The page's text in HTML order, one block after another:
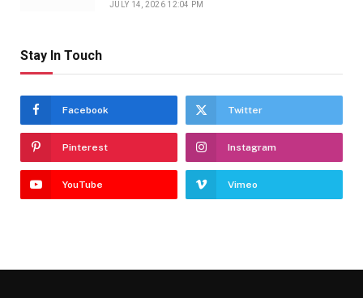
JULY 14, 2026 12:04 PM
Stay In Touch
Facebook Twitter
Pinterest Instagram
YouTube Vimeo